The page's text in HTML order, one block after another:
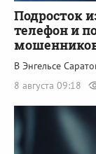
Подросток
телефон и
В Энгельсе
8 августа 09:18